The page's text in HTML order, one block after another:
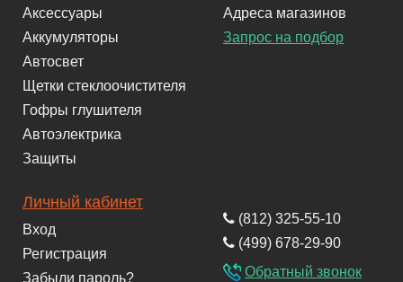
Аксессуары
Аккумуляторы
Автосвет
Щетки стеклоочистителя
Гофры глушителя
Автоэлектрика
Защиты
Адреса магазинов
Запрос на подбор
Личный кабинет
Вход
Регистрация
Забыли пароль?
(812) 325-55-10
(499) 678-29-90
Обратный звонок